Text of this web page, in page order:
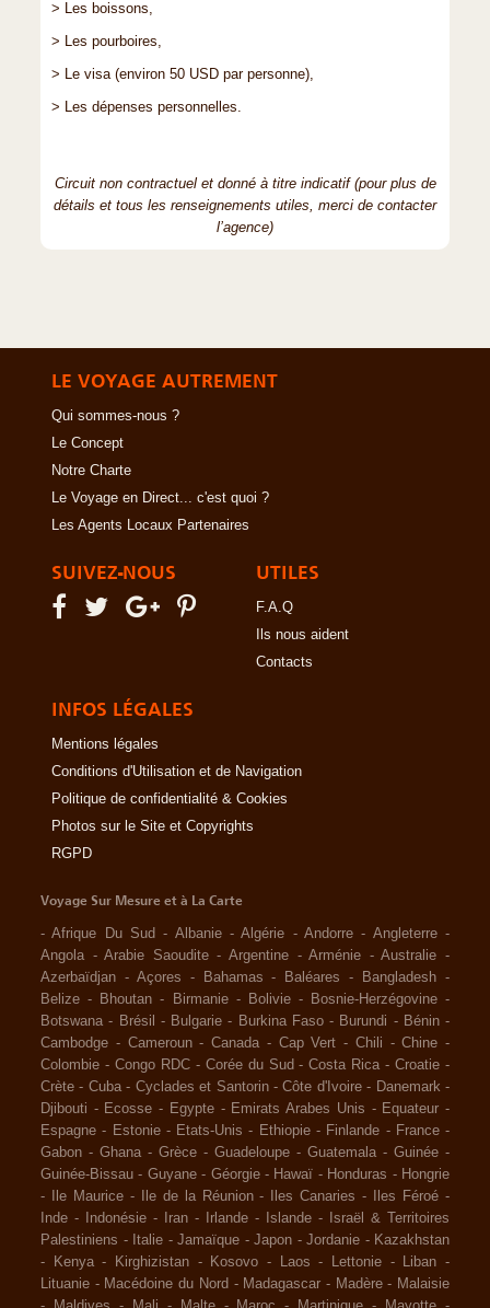
> Les boissons,
> Les pourboires,
> Le visa (environ 50 USD par personne),
> Les dépenses personnelles.
Circuit non contractuel et donné à titre indicatif (pour plus de
détails et tous les renseignements utiles, merci de contacter
l’agence)
LE VOYAGE AUTREMENT
Qui sommes-nous ?
Le Concept
Notre Charte
Le Voyage en Direct... c'est quoi ?
Les Agents Locaux Partenaires
SUIVEZ-NOUS UTILES
F.A.Q
Ils nous aident
Contacts
INFOS LÉGALES
Mentions légales
Conditions d'Utilisation et de Navigation
Politique de confidentialité & Cookies
Photos sur le Site et Copyrights
RGPD
Voyage Sur Mesure et à La Carte
-Afrique Du Sud - Albanie -Algérie -Andorre - Angleterre -
Angola -Arabie Saoudite -Argentine -Arménie -Australie -
Azerbaïdjan - Açores - Bahamas - Baléares - Bangladesh -
Belize - Bhoutan - Birmanie - Bolivie - Bosnie-Herzégovine -
Botswana - Brésil - Bulgarie - Burkina Faso - Burundi - Bénin -
Cambodge - Cameroun - Canada - Cap Vert - Chili -Chine -
Colombie - Congo RDC - Corée du Sud -Costa Rica -Croatie -
Crète - Cuba - Cyclades et Santorin -Côte d'Ivoire - Danemark -
Djibouti - Ecosse - Egypte - Emirats Arabes Unis - Equateur -
Espagne - Estonie - Etats-Unis - Ethiopie - Finlande - France -
Gabon - Ghana - Grèce - Guadeloupe - Guatemala - Guinée -
Guinée-Bissau - Guyane - Géorgie - Hawaï - Honduras - Hongrie
-
Ile Maurice - Ile de la Réunion - Iles Canaries - Iles Féroé -
Inde - Indonésie - Iran - Irlande - Islande -
Israël & Territoires
Palestiniens - Italie - Jamaïque - Japon - Jordanie - Kazakhstan
-
Kenya - Kirghizistan - Kosovo - Laos - Lettonie - Liban -
Lituanie - Macédoine du Nord - Madagascar - Madère - Malaisie